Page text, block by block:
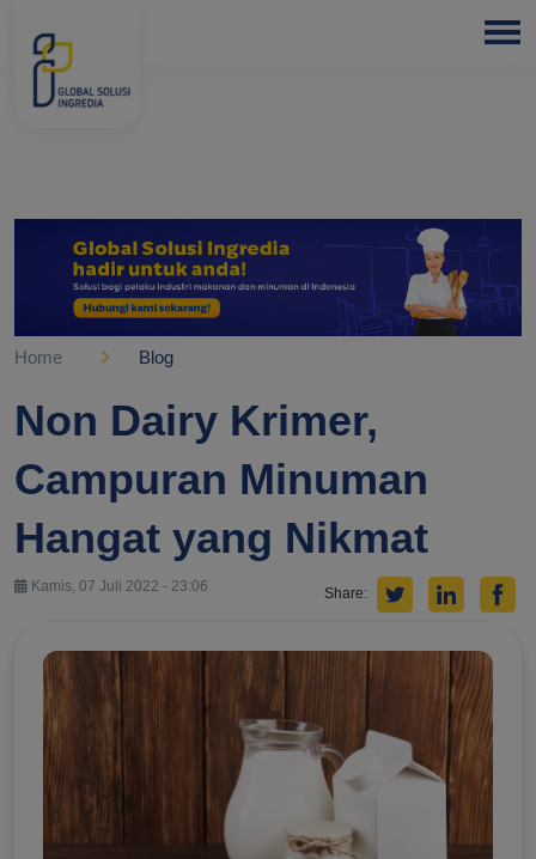
BLOGS
PARTNER
EXPERTISE
FREE
CONSULTATION
Home Blog
Non Dairy Krimer,
Campuran Minuman
Hangat yang Nikmat
Kamis, 07 Juli 2022 - 23:06 Share: